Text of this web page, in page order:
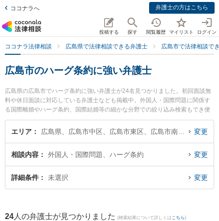
ココナラへ 弁護士の方はこちら
投稿する 探す 閲覧履歴 マイリスト ログイン
ココナラ法律相談 広島県で法律相談できる弁護士 広島市で法律相談で
広島市のハーグ条約に強い弁護士
広島県の広島市でハーグ条約に強い弁護士が24名見つかりました。初回面談無
料や休日面談に対応している弁護士なども掲載中。外国人・国際問題に関係す
る国際離婚やハーグ条約、国際結婚等の細かな分野での絞り込み検索もでき便
利です。特に長尾今井法律事務所の金光 健二弁護士や田中法律事務所の田中 千
秋弁護士、弁護士法人プロテクトスタンス 広島事務所の黄 英世弁護士のプロフ
条約のトラブル解決の実績豊富な近くの弁護士を検索したい』『初回相談無料
でハーグ条約を法律相談できる広島市内の弁護士に相談予約したい』などでお
困りの相談者さんにおすすめです。
エリア 変更
相談内容 外国人・国際問題、ハーグ条約 変更
詳細条件 未選択 変更
24 人の弁護士が見つかりました (検索結果について詳しくは こちら)